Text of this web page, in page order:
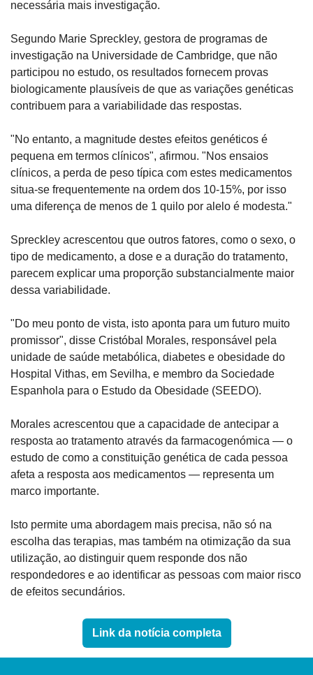
necessária mais investigação.
Segundo Marie Spreckley, gestora de programas de
investigação na Universidade de Cambridge, que não
participou no estudo, os resultados fornecem provas
biologicamente plausíveis de que as variações genéticas
contribuem para a variabilidade das respostas.
"No entanto, a magnitude destes efeitos genéticos é
pequena em termos clínicos", afirmou. "Nos ensaios
clínicos, a perda de peso típica com estes medicamentos
situa-se frequentemente na ordem dos 10-15%, por isso
uma diferença de menos de 1 quilo por alelo é modesta."
Spreckley acrescentou que outros fatores, como o sexo, o
tipo de medicamento, a dose e a duração do tratamento,
parecem explicar uma proporção substancialmente maior
dessa variabilidade.
"Do meu ponto de vista, isto aponta para um futuro muito
promissor", disse Cristóbal Morales, responsável pela
unidade de saúde metabólica, diabetes e obesidade do
Hospital Vithas, em Sevilha, e membro da Sociedade
Espanhola para o Estudo da Obesidade (SEEDO).
Morales acrescentou que a capacidade de antecipar a
resposta ao tratamento através da farmacogenómica — o
estudo de como a constituição genética de cada pessoa
afeta a resposta aos medicamentos — representa um
marco importante.
Isto permite uma abordagem mais precisa, não só na
escolha das terapias, mas também na otimização da sua
utilização, ao distinguir quem responde dos não
respondedores e ao identificar as pessoas com maior risco
de efeitos secundários.
Link da notícia completa